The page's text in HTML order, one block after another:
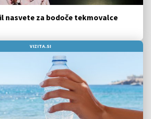
nasvete za bodoče tekmovalce
VIZITA.SI